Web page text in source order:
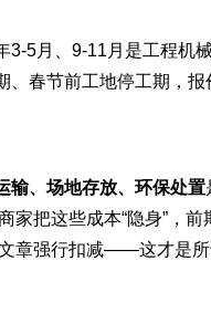
3-5月、9-11月是工程机
春节前工地停工期，报
输、场地存放、环保处置
把这些成本“隐身”，
章强行扣减——这才是所